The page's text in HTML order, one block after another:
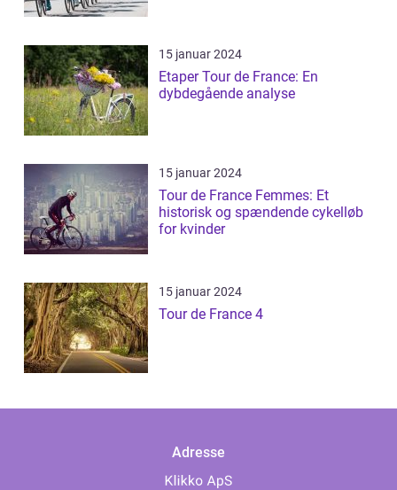
15 januar 2024
Etaper Tour de France: En
dybdegående analyse
15 januar 2024
Tour de France Femmes: Et
historisk og spændende cykelløb
for kvinder
15 januar 2024
Tour de France 4
Adresse